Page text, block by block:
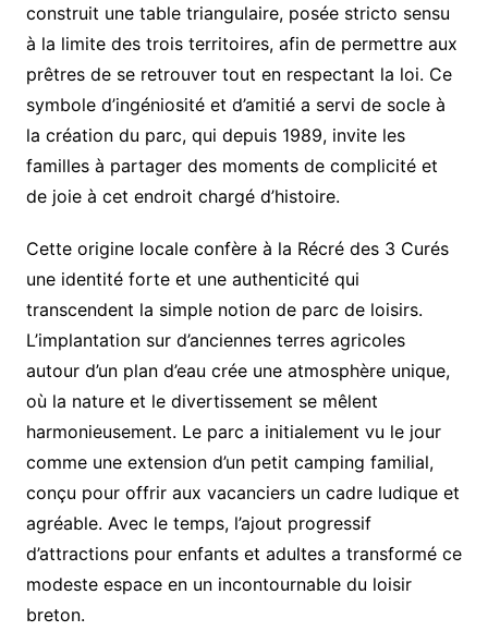
construit une table triangulaire, posée stricto sensu
à la limite des trois territoires, afin de permettre aux
prêtres de se retrouver tout en respectant la loi. Ce
symbole d’ingéniosité et d’amitié a servi de socle à
la création du parc, qui depuis 1989, invite les
familles à partager des moments de complicité et
de joie à cet endroit chargé d’histoire.
Cette origine locale confère à la Récré des 3 Curés
une identité forte et une authenticité qui
transcendent la simple notion de parc de loisirs.
L’implantation sur d’anciennes terres agricoles
autour d’un plan d’eau crée une atmosphère unique,
où la nature et le divertissement se mêlent
harmonieusement. Le parc a initialement vu le jour
comme une extension d’un petit camping familial,
conçu pour offrir aux vacanciers un cadre ludique et
agréable. Avec le temps, l’ajout progressif
d’attractions pour enfants et adultes a transformé ce
modeste espace en un incontournable du loisir
breton.